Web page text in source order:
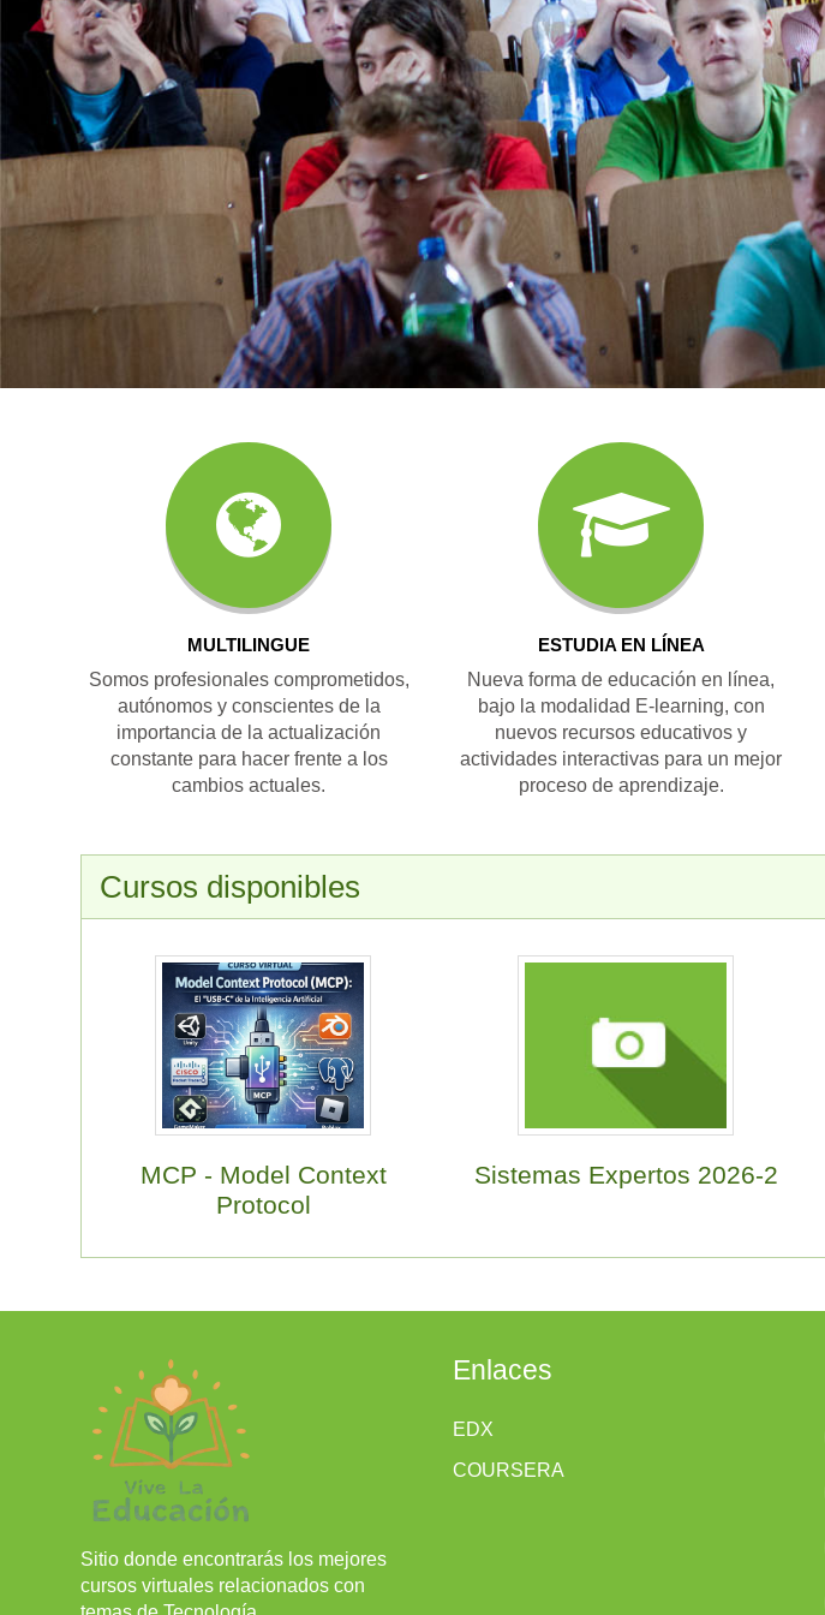
MULTILINGUE
Somos profesionales comprometidos,
autónomos y conscientes de la
importancia de la actualización
constante para hacer frente a los
cambios actuales.
ESTUDIA EN LÍNEA
Nueva forma de educación en línea,
bajo la modalidad E-learning, con
nuevos recursos educativos y
actividades interactivas para un mejor
proceso de aprendizaje.
Cursos disponibles
MCP - Model Context
Protocol
Sistemas Expertos 2026-2
Sitio donde encontrarás los mejores
cursos virtuales relacionados con
Enlaces
EDX
COURSERA